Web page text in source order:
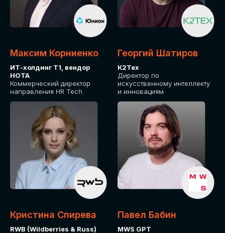
Максим Корниенко
ИТ-холдинг Т1, вендор
НОТА
Коммерческий директор
направления HR Tech
Георгий Шатиров
К2Тех
Директор по
искусственному интеллекту
и инновациям
Кристина Спирева
RWB (Wildberries & Russ)
Павел Бабин
MWS GPT